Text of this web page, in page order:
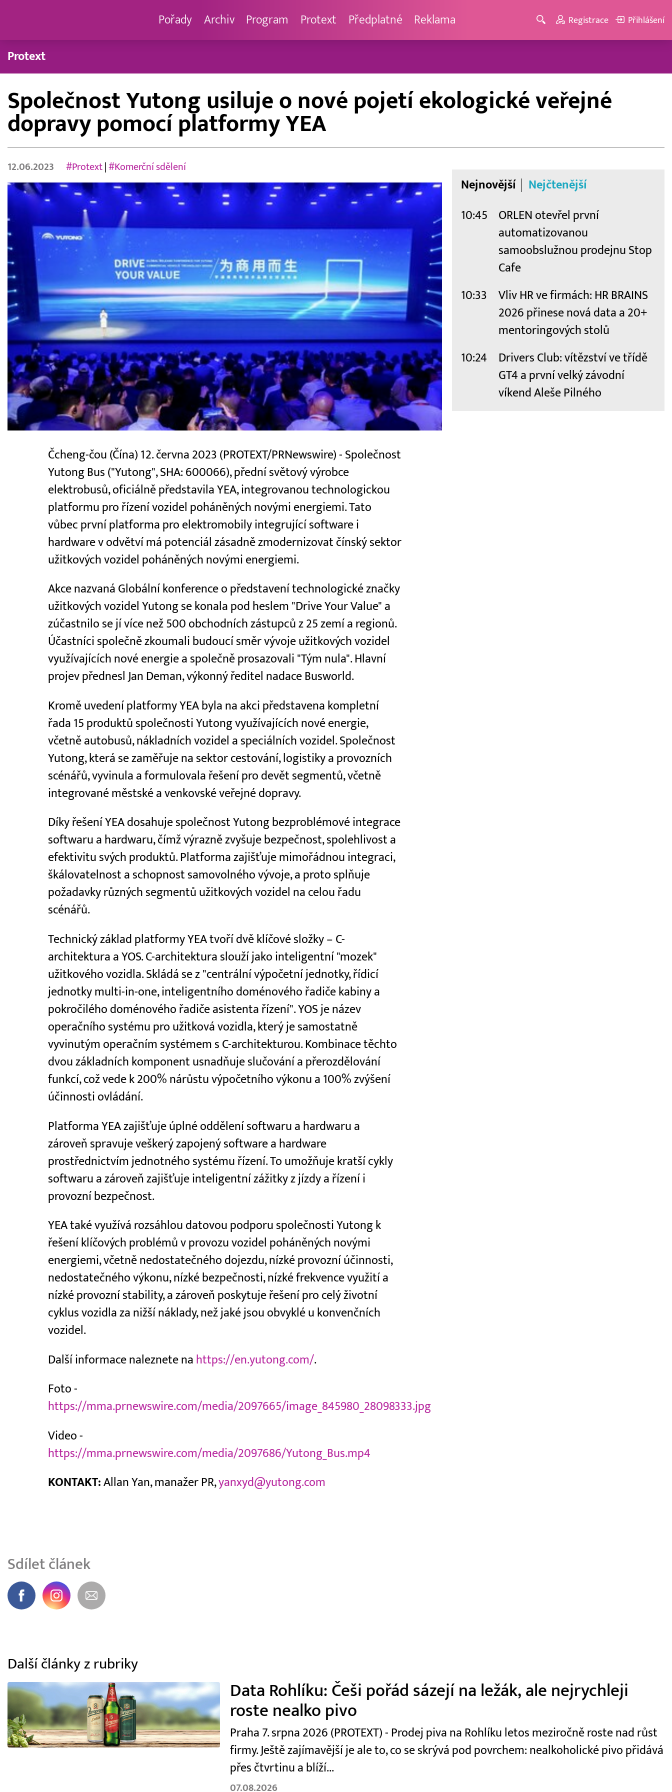
Pořady Archiv Program Protext Předplatné Reklama Registrace Přihlášení
Protext
Společnost Yutong usiluje o nové pojetí ekologické veřejné
dopravy pomocí platformy YEA
12.06.2023 #Protext| #Komerční sdělení
Čcheng-čou (Čína) 12. června 2023 (PROTEXT/PRNewswire) - Společnost
Yutong Bus ("Yutong", SHA: 600066), přední světový výrobce
elektrobusů, oficiálně představila YEA, integrovanou technologickou
platformu pro řízení vozidel poháněných novými energiemi. Tato
vůbec první platforma pro elektromobily integrující software i
hardware v odvětví má potenciál zásadně zmodernizovat čínský sektor
užitkových vozidel poháněných novými energiemi.
Akce nazvaná Globální konference o představení technologické značky
užitkových vozidel Yutong se konala pod heslem "Drive Your Value" a
zúčastnilo se jí více než 500 obchodních zástupců z 25 zemí a regionů.
Účastníci společně zkoumali budoucí směr vývoje užitkových vozidel
využívajících nové energie a společně prosazovali "Tým nula". Hlavní
projev přednesl Jan Deman, výkonný ředitel nadace Busworld.
Kromě uvedení platformy YEA byla na akci představena kompletní
řada 15 produktů společnosti Yutong využívajících nové energie,
včetně autobusů, nákladních vozidel a speciálních vozidel. Společnost
Yutong, která se zaměřuje na sektor cestování, logistiky a provozních
scénářů, vyvinula a formulovala řešení pro devět segmentů, včetně
integrované městské a venkovské veřejné dopravy.
Díky řešení YEA dosahuje společnost Yutong bezproblémové integrace
softwaru a hardwaru, čímž výrazně zvyšuje bezpečnost, spolehlivost a
efektivitu svých produktů. Platforma zajišťuje mimořádnou integraci,
škálovatelnost a schopnost samovolného vývoje, a proto splňuje
požadavky různých segmentů užitkových vozidel na celou řadu
scénářů.
Technický základ platformy YEA tvoří dvě klíčové složky – C-
architektura a YOS. C-architektura slouží jako inteligentní "mozek"
užitkového vozidla. Skládá se z "centrální výpočetní jednotky, řídicí
jednotky multi-in-one, inteligentního doménového řadiče kabiny a
pokročilého doménového řadiče asistenta řízení". YOS je název
operačního systému pro užitková vozidla, který je samostatně
vyvinutým operačním systémem s C-architekturou. Kombinace těchto
dvou základních komponent usnadňuje slučování a přerozdělování
funkcí, což vede k 200% nárůstu výpočetního výkonu a 100% zvýšení
účinnosti ovládání.
Platforma YEA zajišťuje úplné oddělení softwaru a hardwaru a
zároveň spravuje veškerý zapojený software a hardware
prostřednictvím jednotného systému řízení. To umožňuje kratší cykly
softwaru a zároveň zajišťuje inteligentní zážitky z jízdy a řízení i
provozní bezpečnost.
YEA také využívá rozsáhlou datovou podporu společnosti Yutong k
řešení klíčových problémů v provozu vozidel poháněných novými
energiemi, včetně nedostatečného dojezdu, nízké provozní účinnosti,
nedostatečného výkonu, nízké bezpečnosti, nízké frekvence využití a
nízké provozní stability, a zároveň poskytuje řešení pro celý životní
cyklus vozidla za nižší náklady, než jaké jsou obvyklé u konvenčních
vozidel.
Další informace naleznete na https://en.yutong.com/.
Foto -
https://mma.prnewswire.com/media/2097665/image_845980_28098333.jpg
Video -
https://mma.prnewswire.com/media/2097686/Yutong_Bus.mp4
KONTAKT: Allan Yan, manažer PR,yanxyd@yutong.com
Sdílet článek
Nejnovější Nejčtenější
10:45
ORLEN otevřel první
automatizovanou
samoobslužnou prodejnu Stop
Cafe
10:33
Vliv HR ve firmách: HR BRAINS
2026 přinese nová data a 20+
mentoringových stolů
10:24
Drivers Club: vítězství ve třídě
GT4 a první velký závodní
víkend Aleše Pilného
Další články z rubriky
Data Rohlíku: Češi pořád sázejí na ležák, ale nejrychleji
roste nealko pivo
Praha 7. srpna 2026 (PROTEXT) - Prodej piva na Rohlíku letos meziročně roste nad růst
firmy. Ještě zajímavější je ale to, co se skrývá pod povrchem: nealkoholické pivo přidává
přes čtvrtinu a blíží...
07.08.2026